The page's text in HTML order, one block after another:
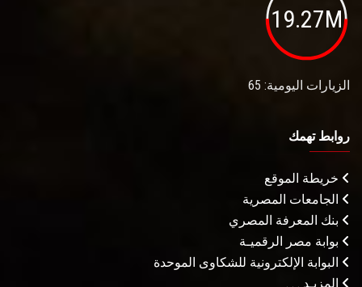
19.27M
الزيارات اليومية: 65
روابط تهمك
خريطة الموقع
الجامعات المصرية
بنك المعرفة المصري
بوابة مصر الرقميـة
البوابة الإلكترونية للشكاوى الموحدة
المزيـد . . .